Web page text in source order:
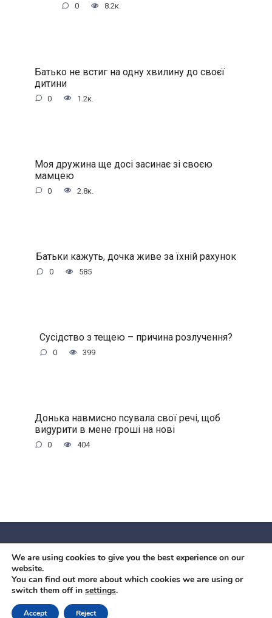
0 8.2к.
Батько не встиг на одну хвилину до своєї
дитини
0 1.2к.
Моя дружина ще досі засинає зі своєю
мамцею
0 2.8к.
Батьки кажуть, дочка живе за їхній рахунок
0 585
Сусідство з тещею – причина розлучення?
0 399
Донька навмисно nсувала свої речі, щоб
виgурити в мене гроші на нові
0 404
© 2026 Червоний камiнь
Mobil OK Zoia Kupriianova Woronicza 80/82, Warszawa, 02-
640 +48791615995office@mobilok.eu
We are using cookies to give you the best experience on our
website.
You can find out more about which cookies we are using or
switch them off in settings.
Accept Reject